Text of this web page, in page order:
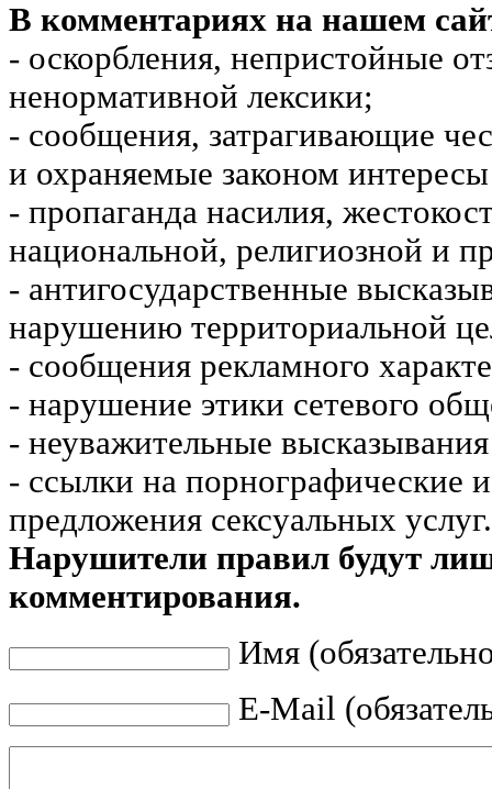
В комментариях на нашем
- оскорбления, непристойные
ненормативной лексики;
- сообщения, затрагивающие
и охраняемые законом
- пропаганда насилия,
национальной, религиозной и
- антигосударственные
нарушению территориальной
- сообщения рекламного
- нарушение этики сетевого
- неуважительные
- ссылки на порнографические
предложения сексуальных услуг.
Нарушители правил будут
комментирования.
Имя
E-Mail